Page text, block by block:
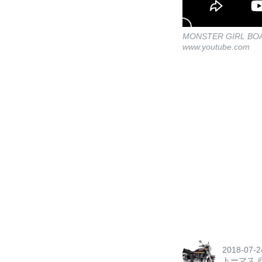
MONSTER GIRL
www.youtube.com
2018-07-